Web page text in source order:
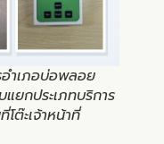
ำเภอบ่อพลอย
ยกประเภทบริการ
ต๊ะเจ้าหน้าที่